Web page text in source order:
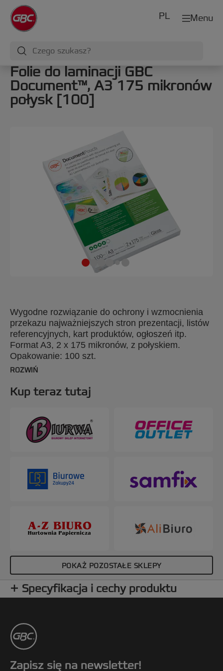
Menu
PL
Folie do laminacji GBC
Document™, A3 175 mikronów
połysk [100]
Wygodne rozwiązanie do ochrony i wzmocnienia
przekazu najważniejszych stron prezentacji, listów
referencyjnych, kart produktów, ogłoszeń itp.
Format A3, 2 x 175 mikronów, z połyskiem.
Opakowanie: 100 szt.
ROZWIŃ
Kup teraz tutaj
POKAŻ POZOSTAŁE SKLEPY
Specyfikacja i cechy produktu
Zapisz się na newsletter!